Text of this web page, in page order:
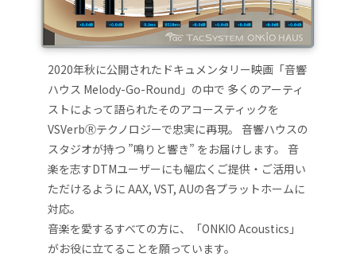
2020年秋に公開されたドキュメンタリー映画「音響
ハウス Melody-Go-Round」の中で 多くのアーティ
ストによって語られたそのアコースティックを
VSVerbⓇテクノロジーで忠実に再現。 音響ハウスの
スタジオが持つ ”鳴りと響き” をお届けします。 音
楽を志すDTMユーザーにも幅広くご提供・ご活用い
ただけるように AAX, VST, AUの各プラットホームに
対応。
音楽を愛するすべての方に、「ONKIO Acoustics」
がお役に立てることを願っています。